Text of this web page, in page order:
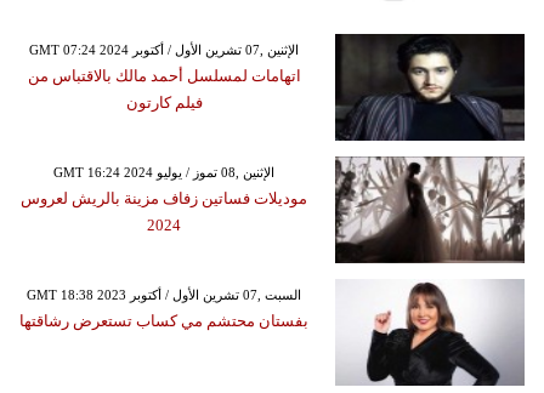
GMT 07:24 2024 الإثنين ,07 تشرين الأول / أكتوبر
اتهامات لمسلسل أحمد مالك بالاقتباس من
فيلم كارتون
GMT 16:24 2024 الإثنين ,08 تموز / يوليو
موديلات فساتين زفاف مزينة بالريش لعروس
2024
GMT 18:38 2023 السبت ,07 تشرين الأول / أكتوبر
بفستان محتشم مي كساب تستعرض رشاقتها